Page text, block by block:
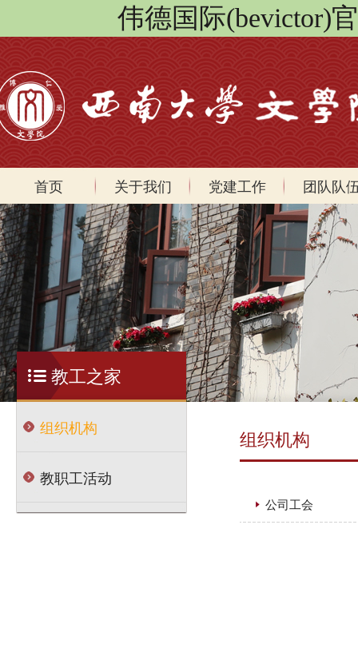
伟德国际(bevictor)
首页 关于我们 党建工作 团队队
教工之家
组织机构
教职工活动
组织机构
公司工会